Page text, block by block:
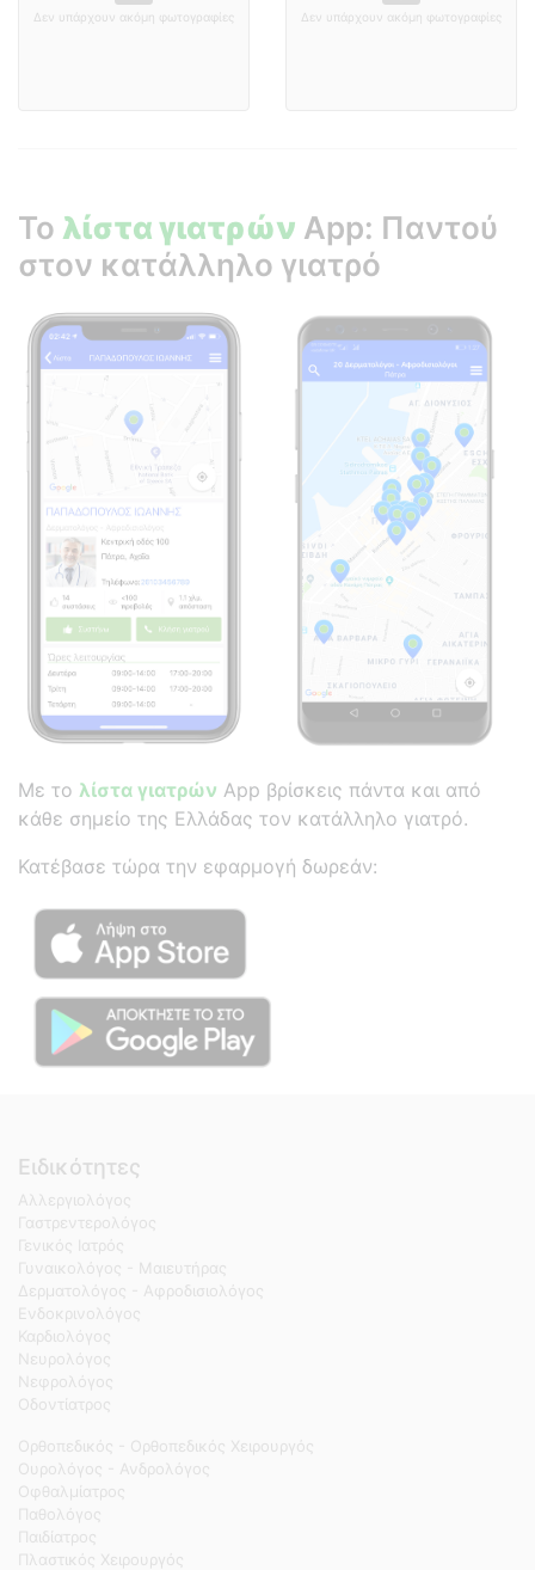
Δεν υπάρχουν ακόμη φωτογραφίες Δεν υπάρχουν ακόμη φωτογραφίες
Το λίστα γιατρών App: Παντού
στον κατάλληλο γιατρό
Με το λίστα γιατρών App βρίσκεις πάντα και από
κάθε σημείο της Ελλάδας τον κατάλληλο γιατρό.
Κατέβασε τώρα την εφαρμογή δωρεάν:
Ειδικότητες
Αλλεργιολόγος
Γαστρεντερολόγος
Γενικός Ιατρός
Γυναικολόγος - Μαιευτήρας
Δερματολόγος - Αφροδισιολόγος
Ενδοκρινολόγος
Καρδιολόγος
Νευρολόγος
Νεφρολόγος
Οδοντίατρος
Ορθοπεδικός - Ορθοπεδικός Χειρουργός
Ουρολόγος - Ανδρολόγος
Οφθαλμίατρος
Παθολόγος
Παιδίατρος
Πλαστικός Χειρουργός